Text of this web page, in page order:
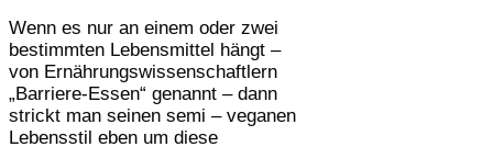
Wenn es nur an einem oder zwei
bestimmten Lebensmittel hängt –
von Ernährungswissenschaftlern
„Barriere-Essen“ genannt – dann
strickt man seinen semi – veganen
Lebensstil eben um diese